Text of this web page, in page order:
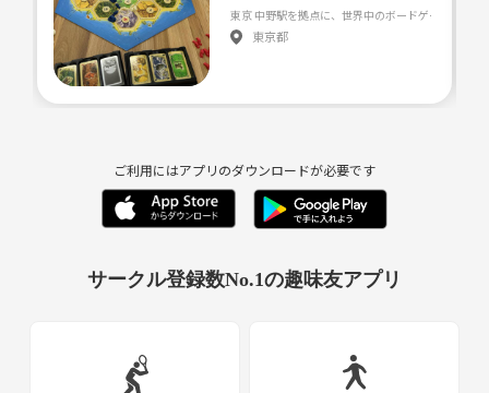
東京都
ご利用にはアプリのダウンロードが必要です
サークル登録数No.1の趣味友アプリ